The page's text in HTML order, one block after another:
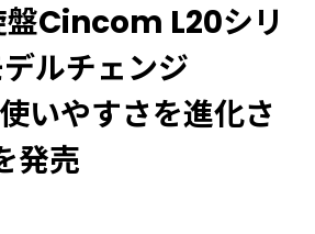
Cincom L20シリ
ルチェンジ
いやすさを進化さ
発売